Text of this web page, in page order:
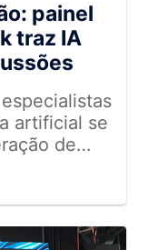
painel
traz IA
artificial se
de